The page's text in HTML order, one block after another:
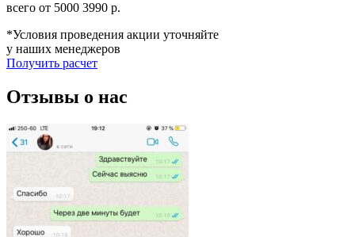
всего от 5000 3990 р.
*Условия проведения акции уточняйте
у наших менеджеров
Получить расчет
Отзывы о нас